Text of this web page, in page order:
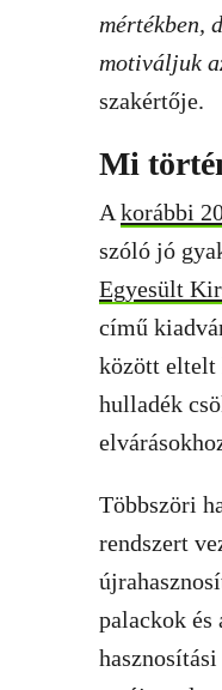
mértékben,
motiváljuk
szakértője.
Mi
A korábbi
szóló jó
Egyesült
című
között eltelt
hulladék
Többszöri
rendszert
palackok és